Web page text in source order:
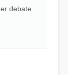
debate